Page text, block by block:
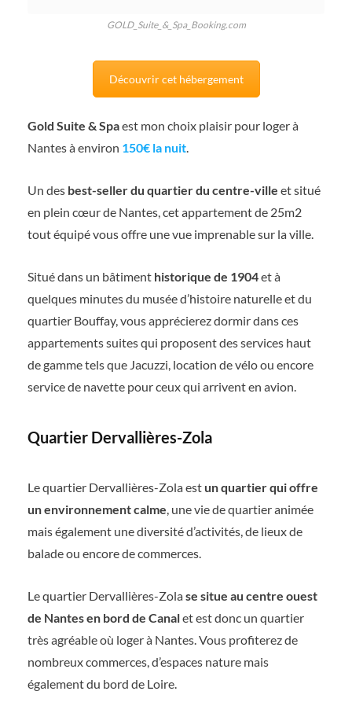
GOLD_Suite_&_Spa_Booking.com
Découvrir cet hébergement
Gold Suite & Spaest mon choix plaisir pour loger à
Nantes à environ 150€ la nuit
Un des best-seller du quartier du centre-ville et situé
en plein cœur de Nantes, cet appartement de 25m2
tout équipé vous offre une vue imprenable sur la ville.
Situé dans un bâtiment historique de 1904et à
quelques minutes du musée d’histoire naturelle et du
quartier Bouffay, vous apprécierez dormir dans ces
appartements suites qui proposent des services haut
de gamme tels que Jacuzzi, location de vélo ou encore
service de navette pour ceux qui arrivent en avion.
Quartier Dervallières-Zola
Le quartier Dervallières-Zola est un quartier qui offre
un environnement calme , une vie de quartier animée
mais également une diversité d’activités, de lieux de
balade ou encore de commerces.
Le quartier Dervallières-Zolase situe au centre ouest
de Nantes en bord de Canalet est donc un quartier
très agréable où loger à Nantes. Vous profiterez de
nombreux commerces, d’espaces nature mais
également du bord de Loire.